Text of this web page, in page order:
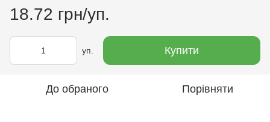
18.72 грн/уп.
уп. Купити
До обраного Порівняти